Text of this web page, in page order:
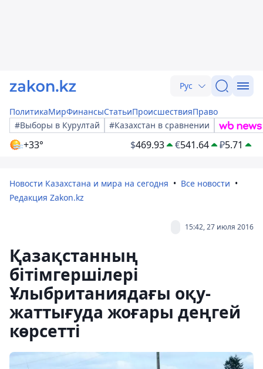
Рус
ПолитикаМирФинансыСтатьиПроисшествияПраво
#Выборы в Курултай
#Казахстан в сравнении
+33° $469.93 €541.64 ₽5.71
Новости Казахстана и мира на сегодня
Все новости
Редакция Zakon.kz
15:42, 27 июля 2016
Қазақстанның
бітімгершілері
Ұлыбританиядағы оқу-
жаттығуда жоғары деңгей
көрсетті